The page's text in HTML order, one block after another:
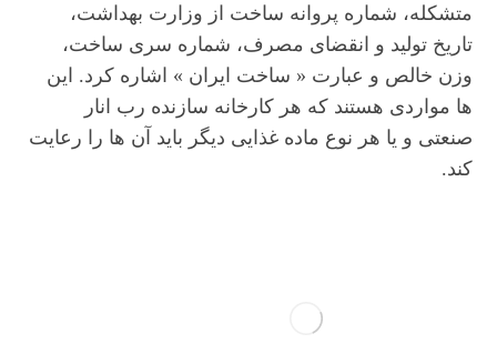
متشکله، شماره پروانه ساخت از وزارت بهداشت،
تاریخ تولید و انقضای مصرف، شماره سری ساخت،
وزن خالص و عبارت « ساخت ایران » اشاره کرد. این
ها مواردی هستند که هر کارخانه سازنده رب انار
صنعتی و یا هر نوع ماده غذایی دیگر باید آن ها را رعایت
کند.